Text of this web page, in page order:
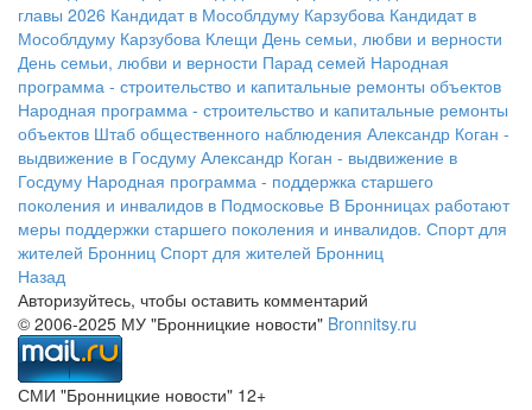
главы 2026 Кандидат в Мособлдуму Карзубова Кандидат в
Мособлдуму Карзубова Клещи День семьи, любви и верности
День семьи, любви и верности Парад семей Народная
программа - строительство и капитальные ремонты объектов
Народная программа - строительство и капитальные ремонты
объектов Штаб общественного наблюдения Александр Коган -
выдвижение в Госдуму Александр Коган - выдвижение в
Госдуму Народная программа - поддержка старшего
поколения и инвалидов в Подмосковье В Бронницах работают
меры поддержки старшего поколения и инвалидов. Спорт для
жителей Бронниц Спорт для жителей Бронниц
Назад
Авторизуйтесь, чтобы оставить комментарий
© 2006-2025 МУ "Бронницкие новости" Bronnitsy.ru
СМИ "Бронницкие новости" 12+